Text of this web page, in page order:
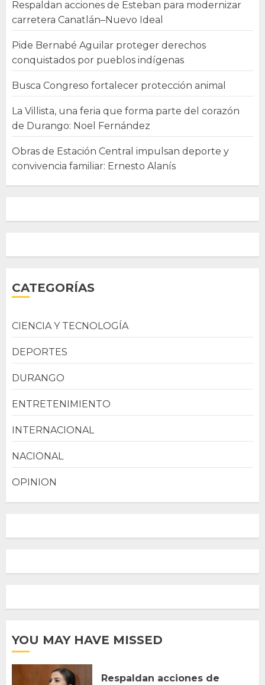
Respaldan acciones de Esteban para modernizar
carretera Canatlán–Nuevo Ideal
Pide Bernabé Aguilar proteger derechos
conquistados por pueblos indígenas
Busca Congreso fortalecer protección animal
La Villista, una feria que forma parte del corazón
de Durango: Noel Fernández
Obras de Estación Central impulsan deporte y
convivencia familiar: Ernesto Alanís
CATEGORÍAS
CIENCIA Y TECNOLOGÍA
DEPORTES
DURANGO
ENTRETENIMIENTO
INTERNACIONAL
NACIONAL
OPINION
YOU MAY HAVE MISSED
Respaldan acciones de